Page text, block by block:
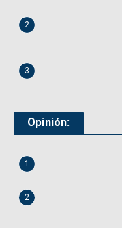
2
3
Opinión:
1
2